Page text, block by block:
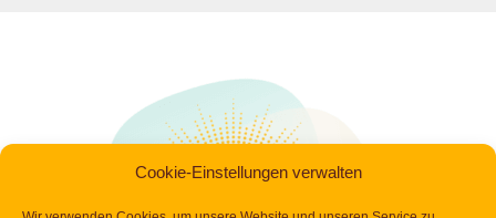
Cookie-Einstellungen verwalten